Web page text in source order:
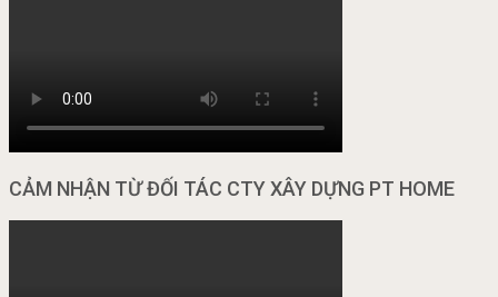
CẢM NHẬN TỪ ĐỐI TÁC CTY XÂY DỰNG PT HOME